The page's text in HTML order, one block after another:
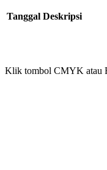
Tanggal Deskripsi
Klik tombol CMYK atau